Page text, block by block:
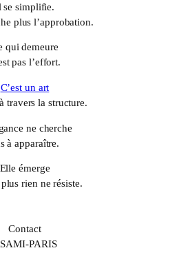
se simplifie.
plus l’approbation.
qui demeure
pas l’effort.
C’est un art
travers la structure.
ne cherche
à apparaître.
Elle émerge
rien ne résiste.
Contact
PARIS